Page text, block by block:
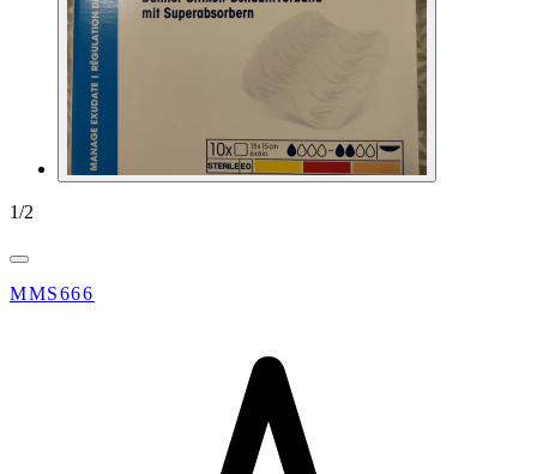
1/2
MMS666